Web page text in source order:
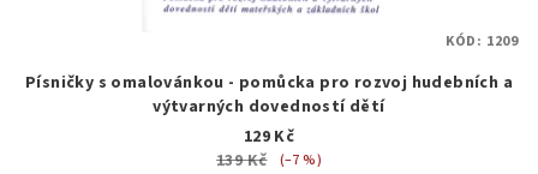
Písničky s omalovánkou - pomůcka pro rozvoj hudebních a
výtvarných dovedností dětí
129 Kč
139 Kč
(–7 %)
KÓD: 1209